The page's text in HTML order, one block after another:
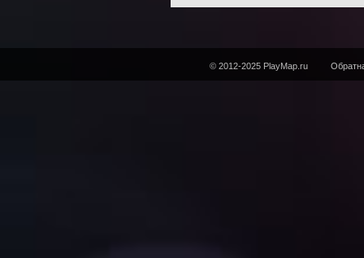
© 2012-2025 PlayMap.ru